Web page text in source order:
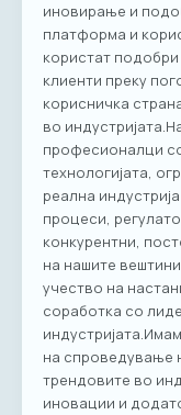
иновирање и
платформа и
користат
клиенти преку
корисничка
во
професионалци
технологијата,
реална
процеси,
конкурентни,
на нашите
учество на
соработка со
на спроведување
трендовите во
иновации и